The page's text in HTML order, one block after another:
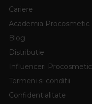
Cariere
Academia Procosmetic
Blog
Distributie
Influenceri Procosmetic
Termeni si conditii
Confidentialitate